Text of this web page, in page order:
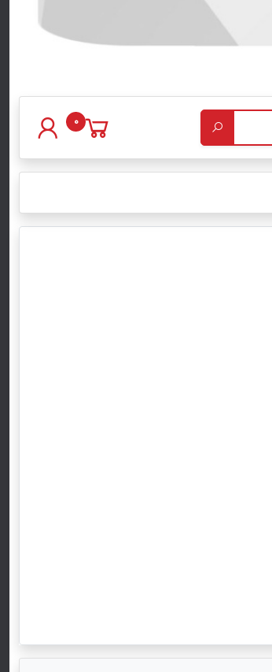
0